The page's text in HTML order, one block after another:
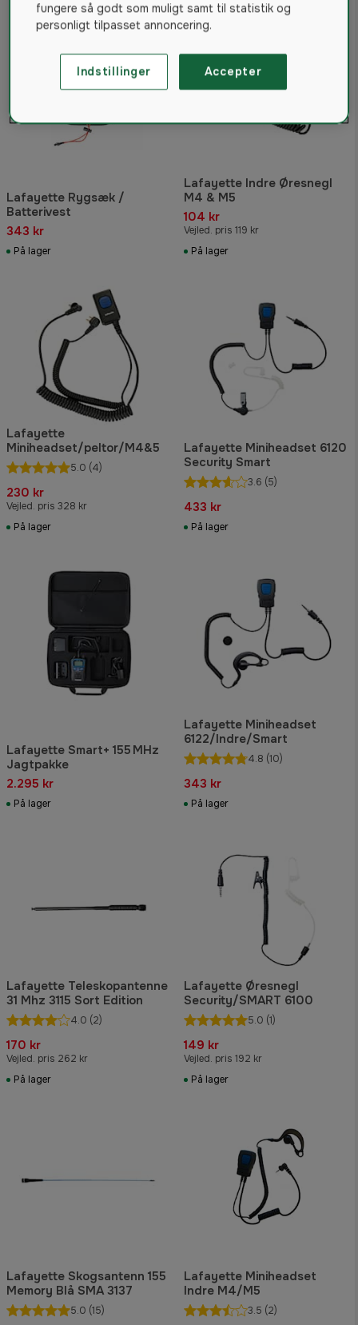
Lafayette Rygsæk /
Batterivest
343 kr
På lager
Lafayette Indre Øresnegl
M4 & M5
104 kr
Vejled. pris 119 kr
På lager
Lafayette
Miniheadset/peltor/M4&5
5.0 (4)
230 kr
Vejled. pris 328 kr
På lager
Lafayette Miniheadset 6120
Security Smart
3.6 (5)
433 kr
På lager
Lafayette Smart+ 155 MHz
Jagtpakke
2.295 kr
På lager
Lafayette Miniheadset
6122/Indre/Smart
4.8 (10)
343 kr
På lager
Lafayette Teleskopantenne
31 Mhz 3115 Sort Edition
4.0 (2)
170 kr
Vejled. pris 262 kr
På lager
Lafayette Øresnegl
Security/SMART 6100
5.0 (1)
149 kr
Vejled. pris 192 kr
På lager
Lafayette Skogsantenn 155
Memory Blå SMA 3137
5.0 (15)
Lafayette Miniheadset
Indre M4/M5
3.5 (2)
fungere så godt som muligt samt til statistik og
personligt tilpasset annoncering.
Indstillinger Accepter